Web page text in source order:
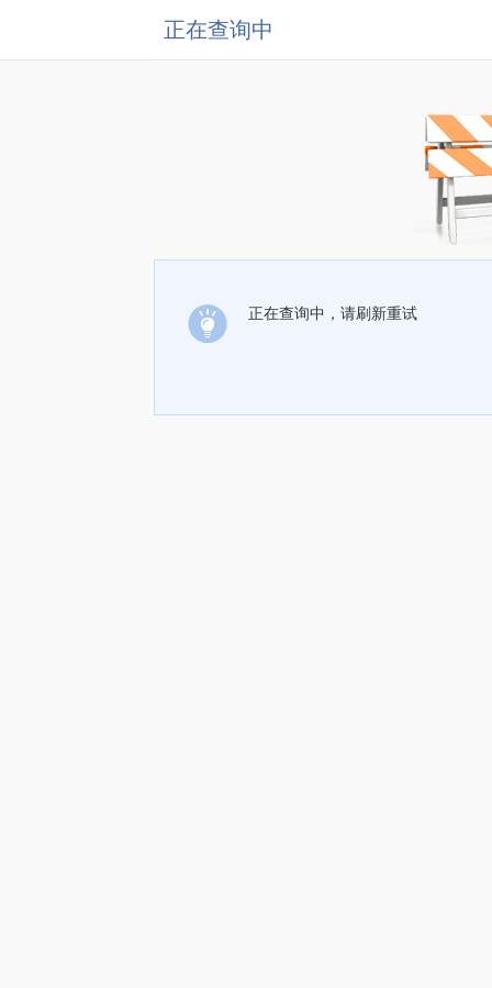
正在查询中
正在查询中，请刷新重试